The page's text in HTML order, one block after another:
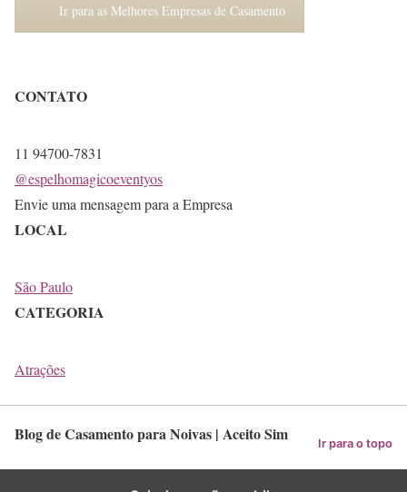
Ir para as Melhores Empresas de Casamento
CONTATO
11 94700-7831
@espelhomagicoeventyos
Envie uma mensagem para a Empresa
LOCAL
São Paulo
CATEGORIA
Atrações
Blog de Casamento para Noivas | Aceito Sim Ir para o topo